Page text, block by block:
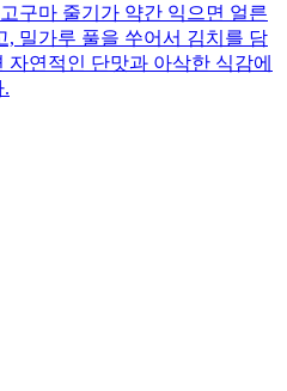
구마 줄기가 약간 익으면 얼른
, 밀가루 풀을 쑤어서 김치를 담
연적인 단맛과 아삭한 식감에
.